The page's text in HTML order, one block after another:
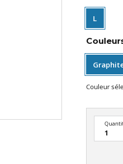
L
Couleur